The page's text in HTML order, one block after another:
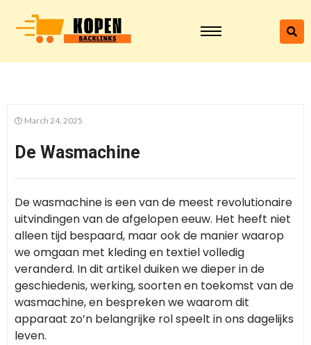
March 24, 2025
De Wasmachine
De wasmachine is een van de meest revolutionaire
uitvindingen van de afgelopen eeuw. Het heeft niet
alleen tijd bespaard, maar ook de manier waarop
we omgaan met kleding en textiel volledig
veranderd. In dit artikel duiken we dieper in de
geschiedenis, werking, soorten en toekomst van de
wasmachine, en bespreken we waarom dit
apparaat zo’n belangrijke rol speelt in ons dagelijks
leven.